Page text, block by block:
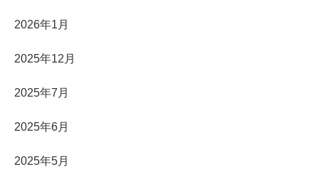
2026年1月
2025年12月
2025年7月
2025年6月
2025年5月